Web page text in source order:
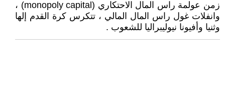
زمن عولمة راس المال الاحتكاري (monopoly capital) ،
وانفلات غول راس المال المالي ، تتكرس كرة القدم إلها
وثنيا وأفيونا نيوليبراليا للشعوب .